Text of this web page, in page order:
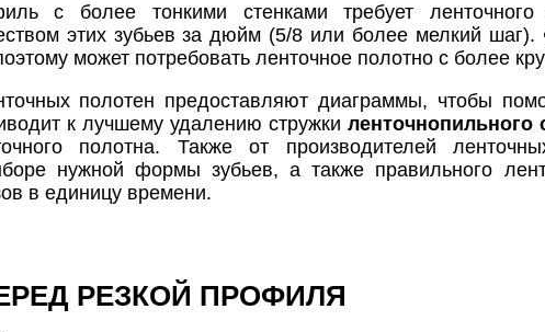
с более тонкими стенками требует
этих зубьев за дюйм (5/8 или более мелкий
может потребовать ленточное полотно с более
полотен предоставляют диаграммы, чтобы
к лучшему удалению стружки ленточнопильного
полотна. Также от производителей
нужной формы зубьев, а также правильного
в единицу времени.
РЕЗКОЙ ПРОФИЛЯ